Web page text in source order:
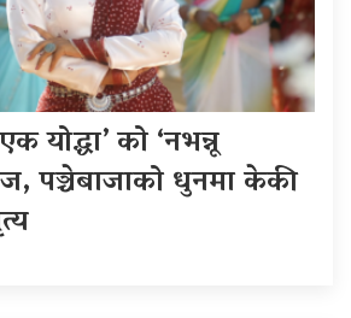
योद्धा’ को ‘नभन्नू
पञ्चेबाजाको धुनमा केकी